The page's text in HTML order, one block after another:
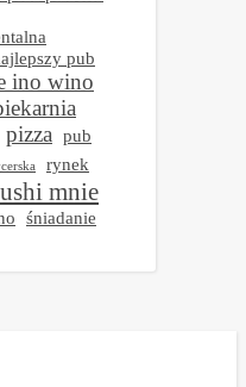
pub
ino wino
pizza
pub
rynek
mnie
śniadanie